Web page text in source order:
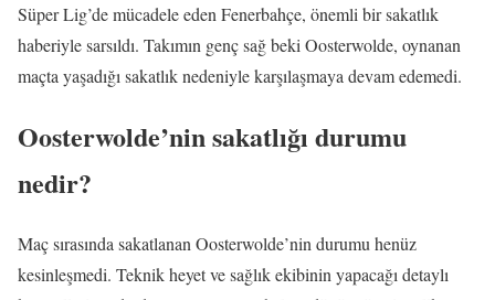
Süper Lig’de mücadele eden Fenerbahçe, önemli bir sakatlık
haberiyle sarsıldı. Takımın genç sağ beki Oosterwolde, oynanan
maçta yaşadığı sakatlık nedeniyle karşılaşmaya devam edemedi.
Oosterwolde’nin sakatlığı durumu
nedir?
Maç sırasında sakatlanan Oosterwolde’nin durumu henüz
kesinleşmedi. Teknik heyet ve sağlık ekibinin yapacağı detaylı